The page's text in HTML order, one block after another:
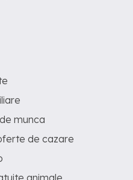
munca
de cazare
animale